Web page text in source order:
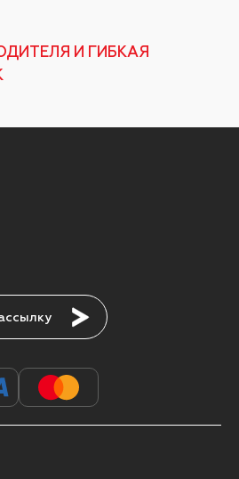
И ГИБКАЯ
Подписаться